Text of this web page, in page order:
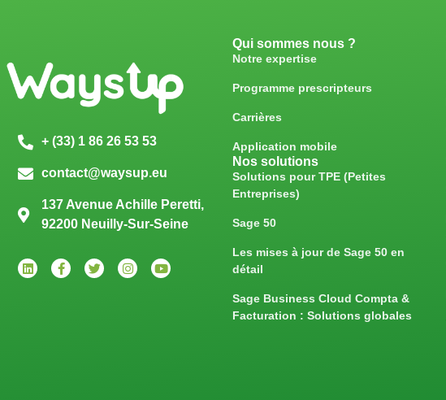
+ (33) 1 86 26 53 53
contact@waysup.eu
137 Avenue Achille Peretti,
92200 Neuilly-Sur-Seine
Qui sommes nous ?
Notre expertise
Programme prescripteurs
Carrières
Application mobile
Nos solutions
Solutions pour TPE (Petites
Entreprises)
Sage 50
Les mises à jour de Sage 50 en
détail
Sage Business Cloud Compta &
Facturation : Solutions globales